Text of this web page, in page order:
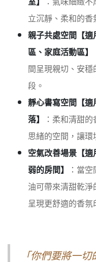
立沉靜、柔和的香
親子共處空間【適
區、家庭活動區】
間呈現親切、安
段。
靜心書寫空間【適
落】
：柔和清甜
思緒的空間，讓環
空氣改善場景【
弱的房間】
：當
油可帶來清甜乾淨
呈現更舒適的香氛
「你們要將一